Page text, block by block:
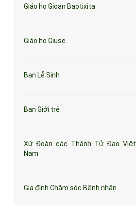
Giáo họ Gioan Baotixita
Giáo họ Giuse
Ban Lễ Sinh
Ban Giới trẻ
Xứ Đoàn các Thánh Tử Đạo Việt
Nam
Gia đình Chăm sóc Bệnh nhân